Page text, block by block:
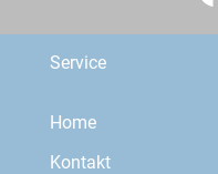
Service
Home
Kontakt